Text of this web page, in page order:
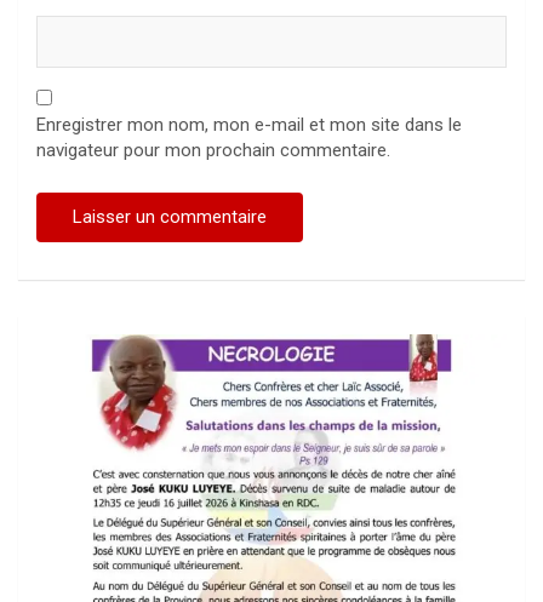
Enregistrer mon nom, mon e-mail et mon site dans le
navigateur pour mon prochain commentaire.